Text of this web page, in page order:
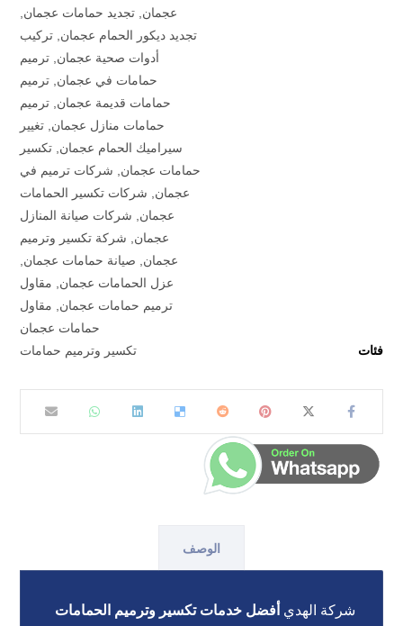
عجمان تجديد حمامات عجمان
تجديد ديكور الحمام عجمان تركيب
أدوات صحية عجمان ترميم
حمامات في عجمان ترميم
حمامات قديمة عجمان ترميم
حمامات منازل عجمان تغيير
سيراميك الحمام عجمان تكسير
حمامات عجمان
شركات ترميم في
عجمان
شركات تكسير الحمامات
عجمان
شركات صيانة المنازل
عجمان
شركة تكسير وترميم
عجمان
صيانة حمامات عجمان
عزل الحمامات عجمان
مقاول
ترميم حمامات عجمان
مقاول
حمامات عجمان
فئات
تكسير وترميم حمامات
الوصف
شركة الهدي أفضل خدمات تكسير وترميم الحمامات